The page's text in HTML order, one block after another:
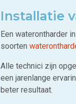
Installatie
Een waterontharder
soorten
Alle technici zijn
een jarenlange
beter resultaat.